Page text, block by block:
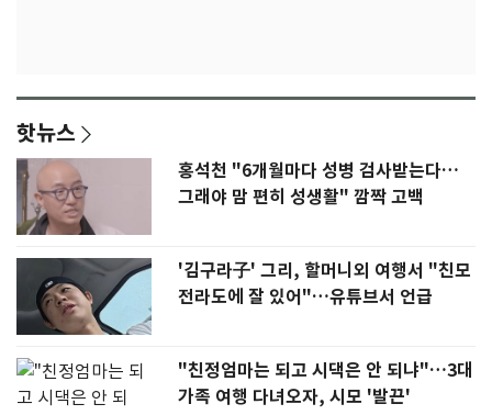
핫뉴스
홍석천 "6개월마다 성병 검사받는다…
그래야 맘 편히 성생활" 깜짝 고백
'김구라子' 그리, 할머니외 여행서 "친모
전라도에 잘 있어"…유튜브서 언급
"친정엄마는 되고 시댁은 안 되냐"…3대
가족 여행 다녀오자, 시모 '발끈'